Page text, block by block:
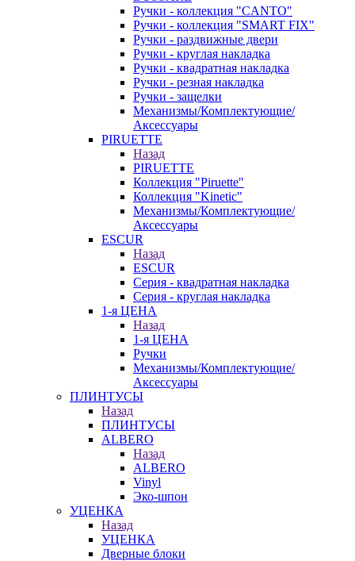
Ручки - коллекция "CANTO"
Ручки - коллекция "SMART FIX"
Ручки - раздвижные двери
Ручки - круглая накладка
Ручки - квадратная накладка
Ручки - резная накладка
Ручки - защелки
Механизмы/Комплектующие/
Аксессуары
PIRUETTE
Назад
PIRUETTE
Коллекция "Piruette"
Коллекция "Kinetic"
Механизмы/Комплектующие/
Аксессуары
ESCUR
Назад
ESCUR
Серия - квадратная накладка
Серия - круглая накладка
1-я ЦЕНА
Назад
1-я ЦЕНА
Ручки
Механизмы/Комплектующие/
Аксессуары
ПЛИНТУСЫ
Назад
ПЛИНТУСЫ
ALBERO
Назад
ALBERO
Vinyl
Эко-шпон
УЦЕНКА
Назад
УЦЕНКА
Дверные блоки